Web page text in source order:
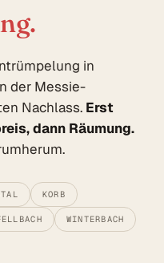
in
der Messie-
Nachlass. Erst
dann Räumung.
KORB
WINTERBACH